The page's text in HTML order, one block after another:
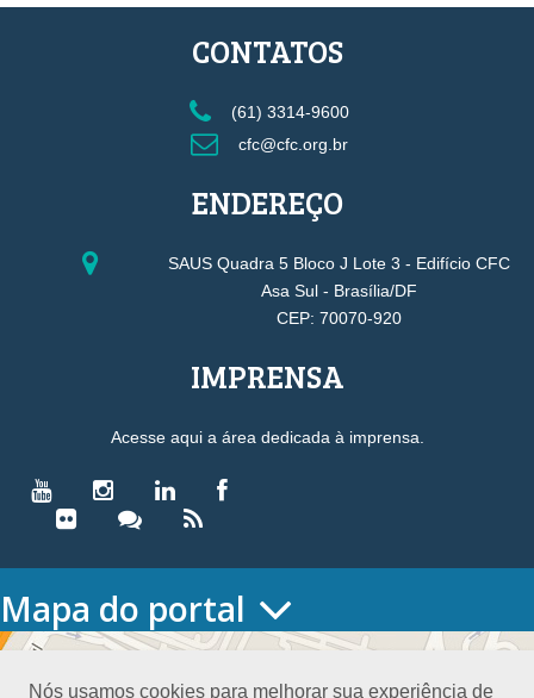
Nós usamos cookies para melhorar sua experiência de
CONTATOS
(61) 3314-9600
cfc@cfc.org.br
ENDEREÇO
SAUS Quadra 5 Bloco J Lote 3 - Edifício CFC
Asa Sul - Brasília/DF
CEP: 70070-920
IMPRENSA
Acesse aqui a área dedicada à imprensa.
Mapa do portal
HOME